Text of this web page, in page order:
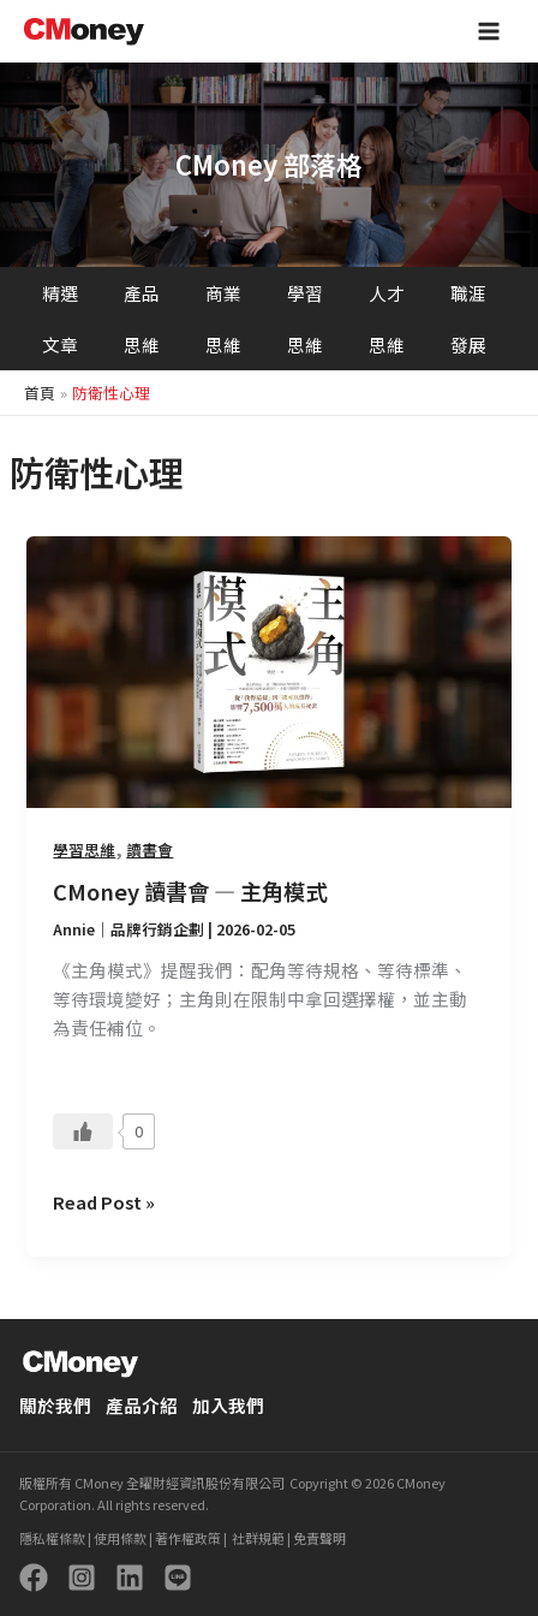
主
容
Main
CMoney 部落格
精選
文章
產品
思維
商業
思維
學習
思維
人才
思維
職涯
發展
首頁 防衛性心理
防衛性心理
學習思維,讀書會
CMoney 讀書會 — 主角模式
Annie｜品牌行銷企劃 | 2026-02-05
《主角模式》提醒我們：配角等待規格、等待標準、
等待環境變好；主角則在限制中拿回選擇權，並主動
為責任補位。
0
書
會
主
模
式
Read Post »
關於我們 產品介紹 加入我們
版權所有 CMoney 全曜財經資訊股份有限公司 Copyright © 2026 CMoney
Corporation. All rights reserved.
隱私權條款|使用條款| 著作權政策| 社群規範 | 免責聲明